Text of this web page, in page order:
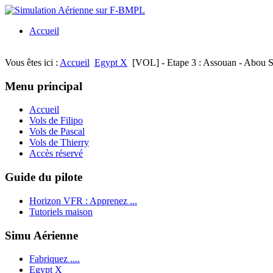
Accueil
Vous êtes ici : Accueil Egypt X [VOL] - Etape 3 : Assouan - Abou
Menu principal
Accueil
Vols de Filipo
Vols de Pascal
Vols de Thierry
Accès réservé
Guide du pilote
Horizon VFR : Apprenez ...
Tutoriels maison
Simu Aérienne
Fabriquez ....
Egypt X